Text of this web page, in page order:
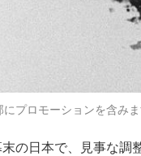
プロモーションを含み
の日本で、見事な調